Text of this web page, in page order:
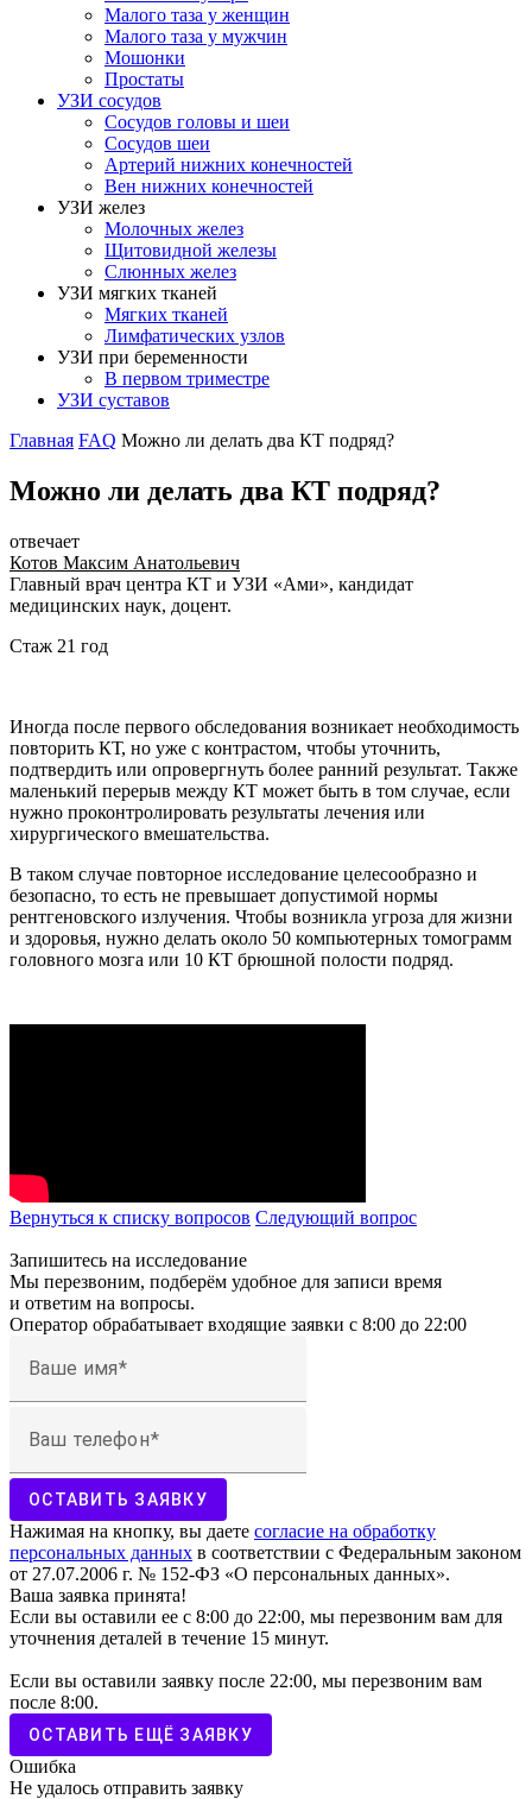
Малого таза у женщин
Малого таза у мужчин
Мошонки
Простаты
УЗИ сосудов
Сосудов головы и шеи
Сосудов шеи
Артерий нижних конечностей
Вен нижних конечностей
УЗИ желез
Молочных желез
Щитовидной железы
Слюнных желез
УЗИ мягких тканей
Мягких тканей
Лимфатических узлов
УЗИ при беременности
В первом триместре
УЗИ суставов
Главная FAQ Можно ли делать два КТ подряд?
Можно ли делать два КТ подряд?
отвечает
Котов Максим Анатольевич
Главный врач центра КТ и УЗИ «Ами», кандидат
медицинских наук, доцент.
Стаж 21 год
Иногда после первого обследования возникает необходимость
повторить КТ, но уже с контрастом, чтобы уточнить,
подтвердить или опровергнуть более ранний результат. Также
маленький перерыв между КТ может быть в том случае, если
нужно проконтролировать результаты лечения или
хирургического вмешательства.
В таком случае повторное исследование целесообразно и
безопасно, то есть не превышает допустимой нормы
рентгеновского излучения. Чтобы возникла угроза для жизни
и здоровья, нужно делать около 50 компьютерных томограмм
головного мозга или 10 КТ брюшной полости подряд.
Вернуться к списку вопросов Следующий вопрос
Запишитесь на исследование
Мы перезвоним, подберём удобное для записи время
и ответим на вопросы.
Оператор обрабатывает входящие заявки с 8:00 до 22:00
Ваше имя
Ваш телефон
ОСТАВИТЬ ЗАЯВКУ
Нажимая на кнопку, вы даете согласие на обработку
персональных данных в соответствии с Федеральным законом
от 27.07.2006 г. № 152-ФЗ «О персональных данных».
Ваша заявка принята!
Если вы оставили ее с 8:00 до 22:00, мы перезвоним вам для
уточнения деталей в течение 15 минут.
Если вы оставили заявку после 22:00, мы перезвоним вам
после 8:00.
ОСТАВИТЬ ЕЩЁ ЗАЯВКУ
Ошибка
Не удалось отправить заявку